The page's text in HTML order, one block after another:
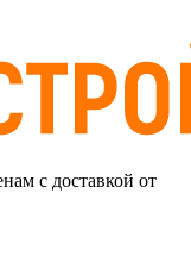
с доставкой от